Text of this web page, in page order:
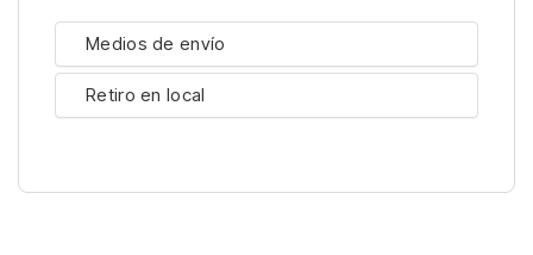
Medios de envío
Retiro en local